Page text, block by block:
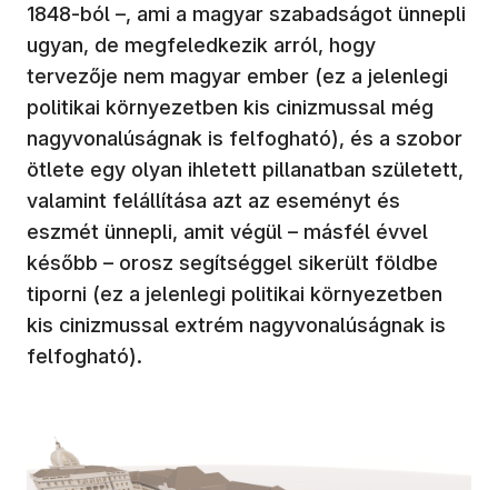
1848-ból –, ami a magyar szabadságot ünnepli
ugyan, de megfeledkezik arról, hogy
tervezője nem magyar ember (ez a jelenlegi
politikai környezetben kis cinizmussal még
nagyvonalúságnak is felfogható), és a szobor
ötlete egy olyan ihletett pillanatban született,
valamint felállítása azt az eseményt és
eszmét ünnepli, amit végül – másfél évvel
később – orosz segítséggel sikerült földbe
tiporni (ez a jelenlegi politikai környezetben
kis cinizmussal extrém nagyvonalúságnak is
felfogható).